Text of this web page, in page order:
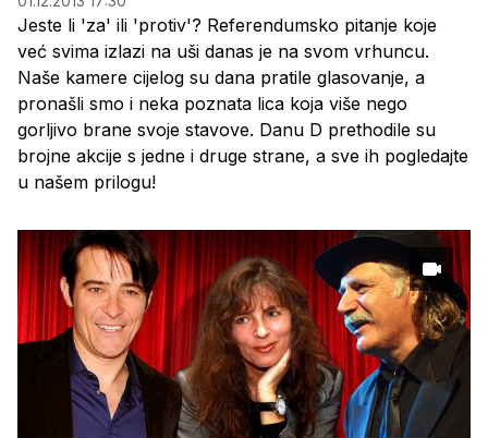
Jeste li 'za' ili 'protiv'? Referendumsko pitanje koje
već svima izlazi na uši danas je na svom vrhuncu.
Naše kamere cijelog su dana pratile glasovanje, a
pronašli smo i neka poznata lica koja više nego
gorljivo brane svoje stavove. Danu D prethodile su
brojne akcije s jedne i druge strane, a sve ih pogledajte
u našem prilogu!